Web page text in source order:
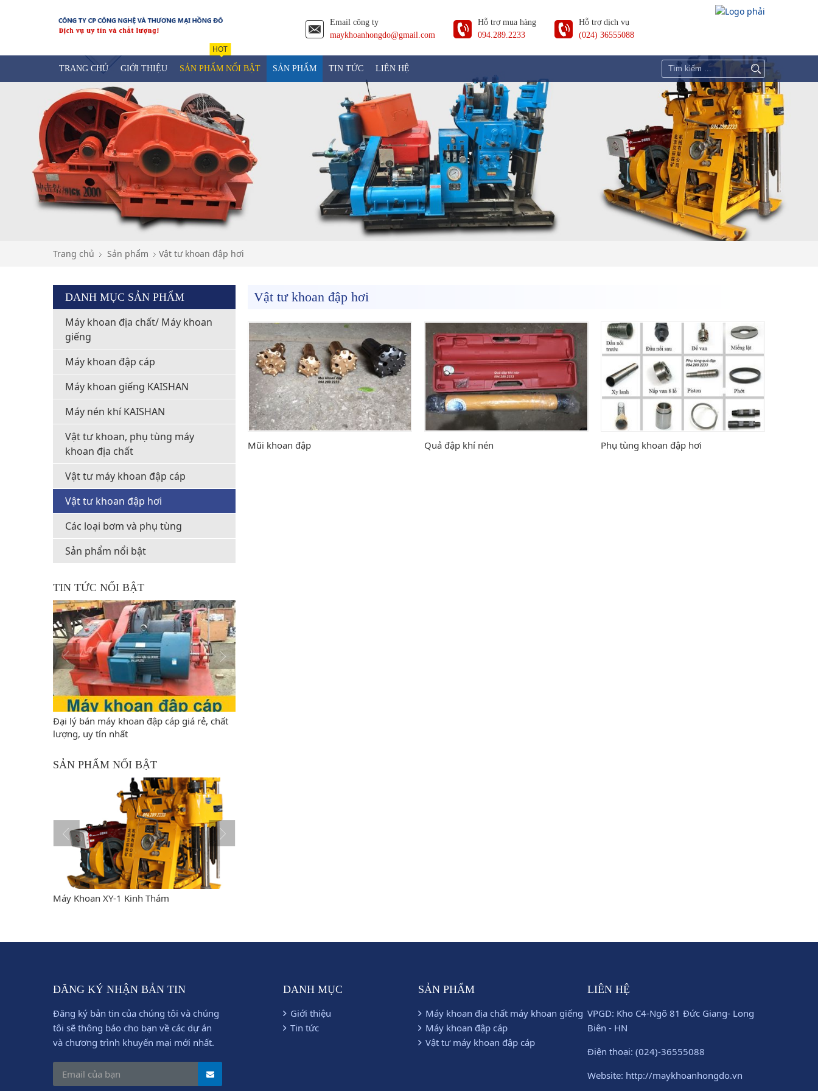
Email công ty
maykhoanhongdo@gmail.com
Hỗ trợ mua hàng
094.289.2233
Hỗ trợ dịch vụ
(024) 36555088
TRANG CHỦ GIỚI THIỆU
HOT
SẢN PHẨM NỔI BẬT SẢN PHẨM TIN TỨC LIÊN HỆ
Trang chủ Sản phẩm Vật tư khoan đập hơi
DANH MỤC SẢN PHẨM
Máy khoan địa chất/ Máy khoan
giếng
Máy khoan đập cáp
Máy khoan giếng KAISHAN
Máy nén khí KAISHAN
Vật tư khoan, phụ tùng máy
khoan địa chất
Vật tư máy khoan đập cáp
Vật tư khoan đập hơi
Các loại bơm và phụ tùng
Sản phẩm nổi bật
TIN TỨC NỔI BẬT
Đại lý bán máy khoan đập cáp giá rẻ, chất
lượng, uy tín nhất
SẢN PHẨM NỔI BẬT
Máy Khoan XY-1 Kinh Thám
Vật tư khoan đập hơi
Mũi khoan đập Quả đập khí nén Phụ tùng khoan đập hơi
ĐĂNG KÝ NHẬN BẢN TIN
Đăng ký bản tin của chúng tôi và chúng
tôi sẽ thông báo cho bạn về các dự án
và chương trình khuyến mại mới nhất.
DANH MỤC
Giới thiệu
Tin tức
SẢN PHẨM
Máy khoan địa chất máy khoan giếng
Máy khoan đập cáp
Vật tư máy khoan đập cáp
LIÊN HỆ
VPGD: Kho C4-Ngõ 81 Đức Giang- Long
Biên - HN
Điện thoại: (024)-36555088
Website: http://maykhoanhongdo.vn